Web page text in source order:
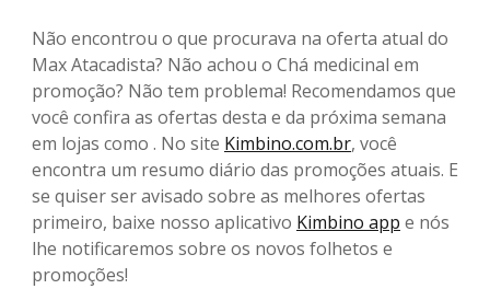
Não encontrou o que procurava na oferta atual do
Max Atacadista? Não achou o Chá medicinal em
promoção? Não tem problema! Recomendamos que
você confira as ofertas desta e da próxima semana
em lojas como . No site Kimbino.com.br, você
encontra um resumo diário das promoções atuais. E
se quiser ser avisado sobre as melhores ofertas
primeiro, baixe nosso aplicativo Kimbino app e nós
lhe notificaremos sobre os novos folhetos e
promoções!